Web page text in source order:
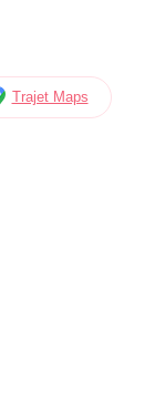
Trajet Maps